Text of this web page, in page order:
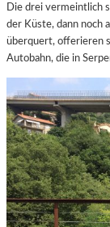
Die drei vermeintlich
der Küste, dann noch
überquert, offerieren
Autobahn, die in